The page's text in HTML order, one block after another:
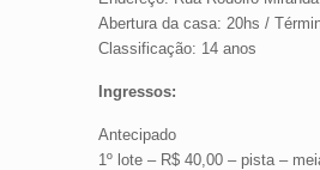
Abertura da casa: 20hs /
Classificação: 14 anos
Ingressos:
Antecipado
1º lote – R$ 40,00 – pista –